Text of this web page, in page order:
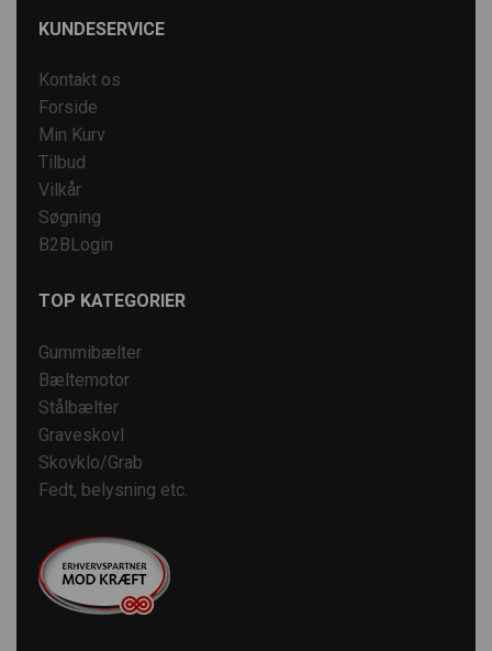
KUNDESERVICE
Kontakt os
Forside
Min Kurv
Tilbud
Vilkår
Søgning
B2BLogin
TOP KATEGORIER
Gummibælter
Bæltemotor
Stålbælter
Graveskovl
Skovklo/Grab
Fedt, belysning etc.